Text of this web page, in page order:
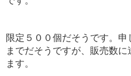
限定５００個だそうです。
までだそうですが、販売数
ます。